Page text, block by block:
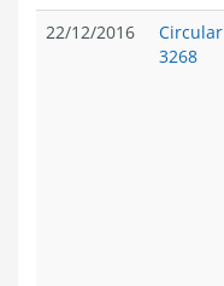
22/12/2016
Circular
3268